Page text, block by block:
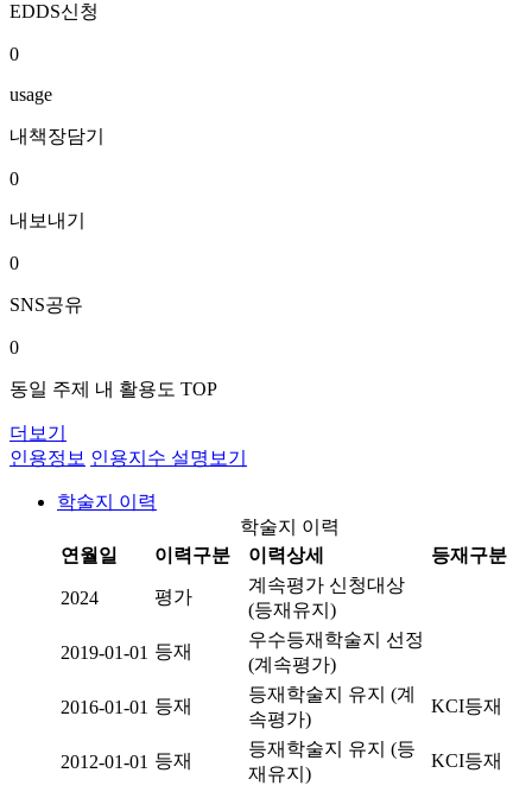
EDDS신청
0
usage
내책장담기
0
내보내기
0
SNS공유
0
동일 주제 내 활용도 TOP
더보기
인용정보 인용지수 설명보기
학술지 이력
학술지 이력
연월일
이력구분 이력상세 등재구분
2024 평가
계속평가 신청대상
(등재유지)
2019-01-01 등재
우수등재학술지 선정
(계속평가)
2016-01-01 등재
등재학술지 유지 (계
속평가)
KCI등재
2012-01-01 등재
등재학술지 유지 (등
재유지)
KCI등재